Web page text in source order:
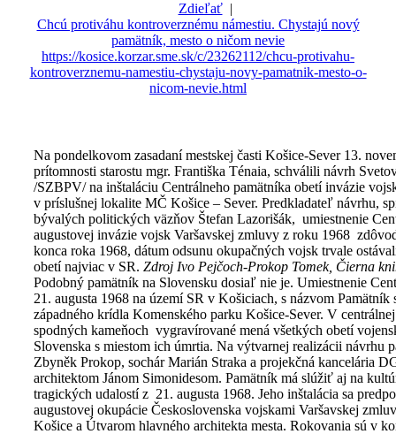
Zdieľať|
Chcú protiváhu kontroverznému námestiu. Chystajú nový
pamätník, mesto o ničom nevie
https://kosice.korzar.sme.sk/c/23262112/chcu-protivahu-
kontroverznemu-namestiu-chystaju-novy-pamatnik-mesto-o-
nicom-nevie.html
Na pondelkovom zasadaní mestskej časti Košice-Sever 13.
prítomnosti starostu mgr. Františka Ténaia, schválili návrh
/SZBPV/ na inštaláciu Centrálneho pamätníka obetí invázie
v príslušnej lokalite MČ Košice – Sever. Predkladateľ návrhu,
bývalých politických väzňov Štefan Lazorišák, umiestnenie
augustovej invázie vojsk Varšavskej zmluvy z roku 1968
konca roka 1968, dátum odsunu okupačných vojsk trvale
obetí najviac v SR. Zdroj Ivo Pejčoch-Prokop Tomek, Čierna
Podobný pamätník na Slovensku dosiaľ nie je. Umiestnenie
21. augusta 1968 na území SR v Košiciach, s názvom
západného krídla Komenského parku Košice-Sever. V
spodných kameňoch vygravírované mená všetkých obetí
Slovenska s miestom ich úmrtia. Na výtvarnej realizácii návrhu
Zbyněk Prokop, sochár Marián Straka a projekčná kancelária
architektom Jánom Simonidesom. Pamätník má slúžiť aj na
tragických udalostí z 21. augusta 1968. Jeho inštalácia sa
augustovej okupácie Československa vojskami Varšavskej
Košice a Útvarom hlavného architekta mesta. Rokovania sú v